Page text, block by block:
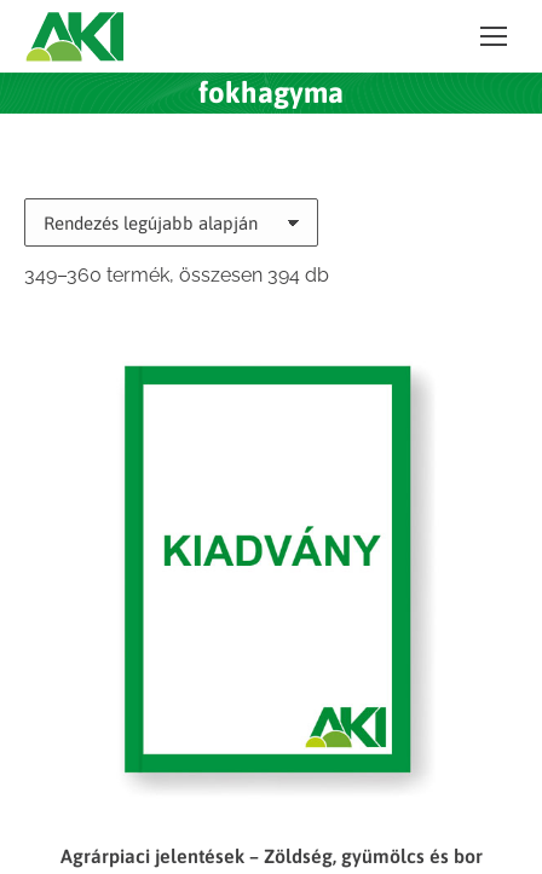
fokhagyma
349–360 termék, összesen 394 dbSorted
Agrárpiaci jelentések – Zöldség, gyümölcs és bor